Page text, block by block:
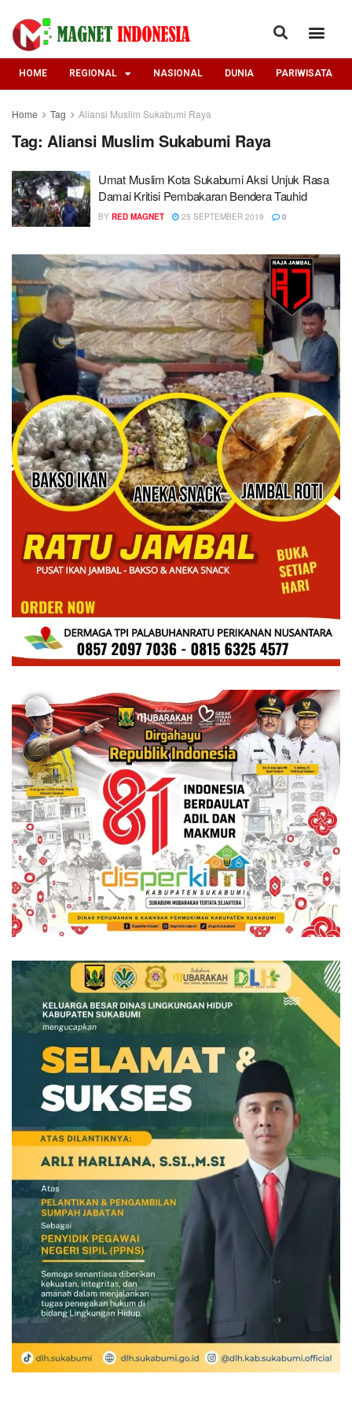
HOME REGIONAL NASIONAL DUNIA PARIWISATA
Home Tag Aliansi Muslim Sukabumi Raya
Tag: Aliansi Muslim Sukabumi Raya
Umat Muslim Kota Sukabumi Aksi Unjuk Rasa
Damai Kritisi Pembakaran Bendera Tauhid
BY RED MAGNET 25 SEPTEMBER 2019 0